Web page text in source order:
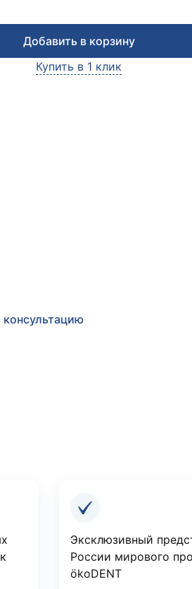
Добавить в корзину
Купить в 1 клик
консультацию
Эксклюзивный
России мирового
ökoDENT